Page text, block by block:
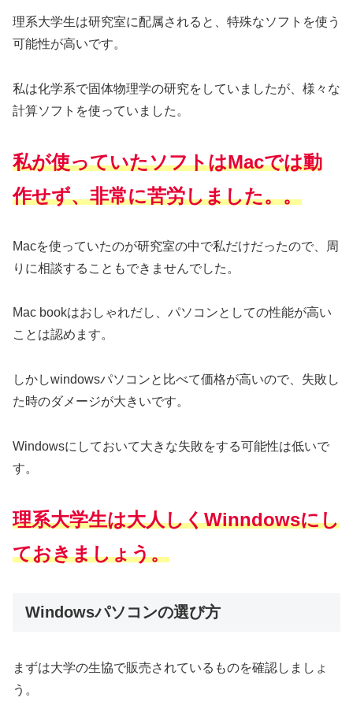
理系大学生は研究室に配属されると、特殊なソフトを使う
可能性が高いです。
私は化学系で固体物理学の研究をしていましたが、様々な
計算ソフトを使っていました。
私が使っていたソフトはMacでは動
作せず、非常に苦労しました。。
Macを使っていたのが研究室の中で私だけだったので、周
りに相談することもできませんでした。
Mac bookはおしゃれだし、パソコンとしての性能が高い
ことは認めます。
しかしwindowsパソコンと比べて価格が高いので、失敗し
た時のダメージが大きいです。
Windowsにしておいて大きな失敗をする可能性は低いで
す。
理系大学生は大人しくWinndowsにし
ておきましょう。
Windowsパソコンの選び方
まずは大学の生協で販売されているものを確認しましょ
う。